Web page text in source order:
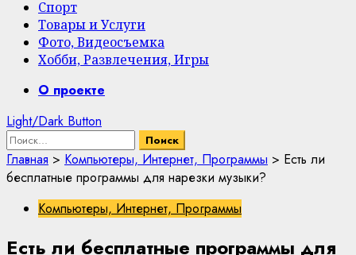
Спорт
Товары и Услуги
Фото, Видеосъемка
Хобби, Развлечения, Игры
PrimaryО проекте
Light/Dark Button
Найти:
Главная > Компьютеры, Интернет, Программы > Есть ли
бесплатные программы для нарезки музыки?
Компьютеры, Интернет, Программы
Есть ли бесплатные программы для